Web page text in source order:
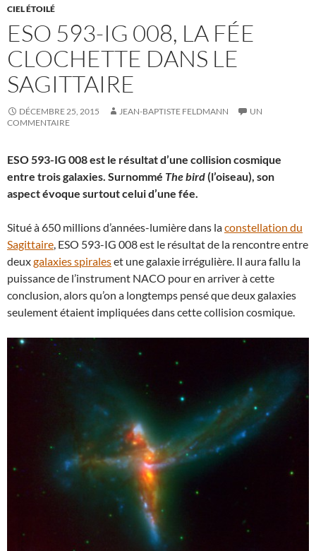
CIEL ÉTOILÉ
ESO 593-IG 008, LA FÉE
CLOCHETTE DANS LE
SAGITTAIRE
DÉCEMBRE 25, 2015 JEAN-BAPTISTE FELDMANN
UN
COMMENTAIRE
ESO 593-IG 008 est le résultat d’une collision cosmique
entre trois galaxies. Surnommé The bird(l’oiseau), son
aspect évoque surtout celui d’une fée.
Situé à 650 millions d’années-lumière dans laconstellation du
Sagittaire , ESO 593-IG 008 est le résultat de la rencontre entre
deuxgalaxies spiraleset une galaxie irrégulière. Il aura fallu la
puissance de l’instrument NACO pour en arriver à cette
conclusion, alors qu’on a longtemps pensé que deux galaxies
seulement étaient impliquées dans cette collision cosmique.